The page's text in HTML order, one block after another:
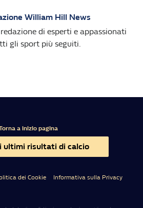
William Hill News
di esperti e appassionati
gli sport più seguiti.
a inizio pagina
ultimi risultati di calcio
dei Cookie Informativa sulla Privacy